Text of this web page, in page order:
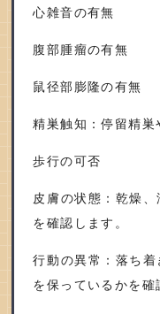
心雑音の有無
腹部腫瘤の有無
鼠径部膨隆の有無
精巣触知：停留精巣
歩行の可否
皮膚の状態：乾燥
を確認します。
行動の異常：落ち
を保っているかを確